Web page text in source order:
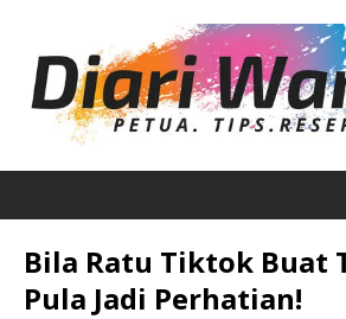
Bila Ratu Tiktok Buat
Pula Jadi Perhatian!